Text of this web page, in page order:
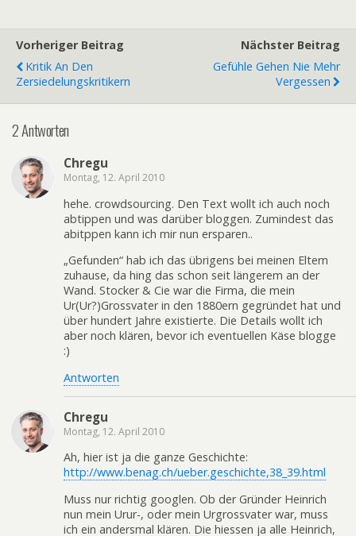
Vorheriger Beitrag
Kritik An Den
Zersiedelungskritikern
Nächster Beitrag
Gefühle Gehen Nie Mehr
Vergessen
2 Antworten
Chregu
Montag, 12. April 2010
hehe. crowdsourcing. Den Text wollt ich auch noch
abtippen und was darüber bloggen. Zumindest das
abitppen kann ich mir nun ersparen..
„Gefunden“ hab ich das übrigens bei meinen Eltern
zuhause, da hing das schon seit längerem an der
Wand. Stocker & Cie war die Firma, die mein
Ur(Ur?)Grossvater in den 1880ern gegründet hat und
über hundert Jahre existierte. Die Details wollt ich
aber noch klären, bevor ich eventuellen Käse blogge
:)
Antworten
Chregu
Montag, 12. April 2010
Ah, hier ist ja die ganze Geschichte:
http://www.benag.ch/ueber.geschichte,38_39.html
Muss nur richtig googlen. Ob der Gründer Heinrich
nun mein Urur-, oder mein Urgrossvater war, muss
ich ein andersmal klären. Die hiessen ja alle Heinrich,